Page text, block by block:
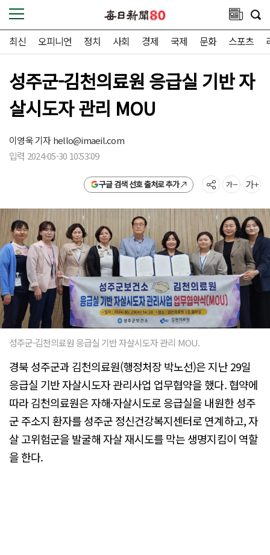
최신 오피니언 정치 사회 경제 국제 문화 스포츠
성주군-김천의료원 응급실 기반 자
살시도자 관리 MOU
이영욱 기자hello@imaeil.com
입력 2024-05-30 10:53:09
구글 검색 선호 출처로 추가
성주군-김천의료원 응급실 기반 자살시도자 관리 MOU.
경북 성주군과 김천의료원(행정처장 박노선)은 지난 29일
응급실 기반 자살시도자 관리사업 업무협약을 했다. 협약에
따라 김천의료원은 자해·자살시도로 응급실을 내원한 성주
군 주소지 환자를 성주군 정신건강복지센터로 연계하고, 자
살 고위험군을 발굴해 자살 재시도를 막는 생명지킴이 역할
을 한다.